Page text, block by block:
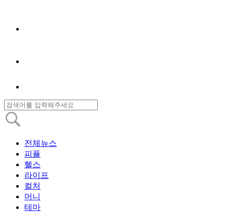
전체뉴스
피플
헬스
라이프
컬처
머니
테마